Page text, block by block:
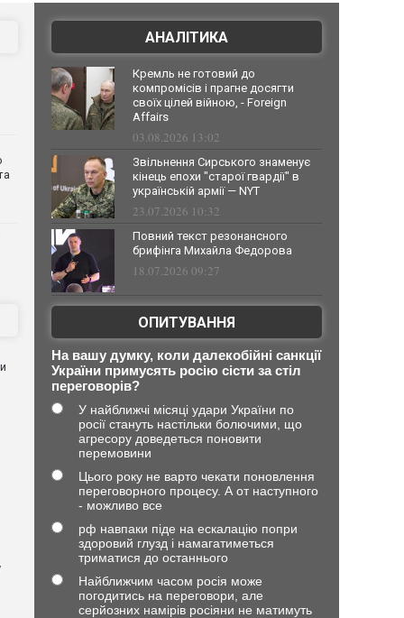
АНАЛІТИКА
Кремль не готовий до
компромісів і прагне досягти
своїх цілей війною, - Foreign
Affairs
03.08.2026 13:02
Звільнення Сирського знаменує
кінець епохи "старої гвардії" в
українській армії — NYT
23.07.2026 10:32
Повний текст резонансного
брифінга Михайла Федорова
18.07.2026 09:27
ОПИТУВАННЯ
На вашу думку, коли далекобійні санкції
України примусять росію сісти за стіл
переговорів?
У найближчі місяці удари України по
росії стануть настільки болючими, що
агресору доведеться поновити
перемовини
Цього року не варто чекати поновлення
переговорного процесу. А от наступного
- можливо все
рф навпаки піде на ескалацію попри
здоровий глузд і намагатиметься
триматися до останнього
Найближчим часом росія може
погодитись на переговори, але
серйозних намірів росіяни не матимуть